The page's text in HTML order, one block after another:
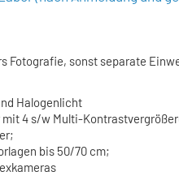
Fotografie, sonst separate
Halogenlicht
mit 4 s/w Multi-
bis 50/70 cm;